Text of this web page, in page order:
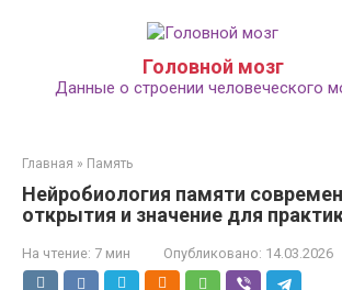
Головной мозг
Данные о строении человеческого
Главная » Память
Нейробиология памяти
открытия и значение для
На чтение: 7 мин Опубликовано: 14.03.2026